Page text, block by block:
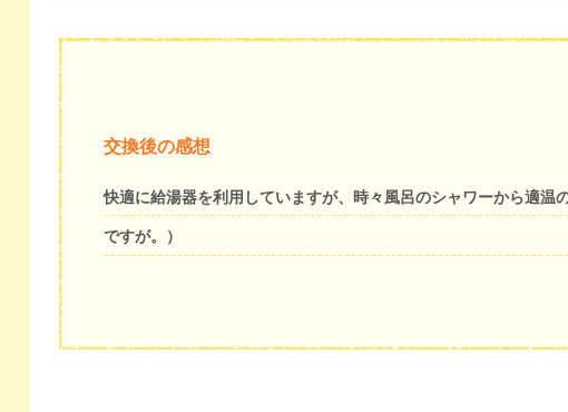
交換後の感想
快適に給湯器を利用していますが、時々風呂のシャワーから適
ですが。）